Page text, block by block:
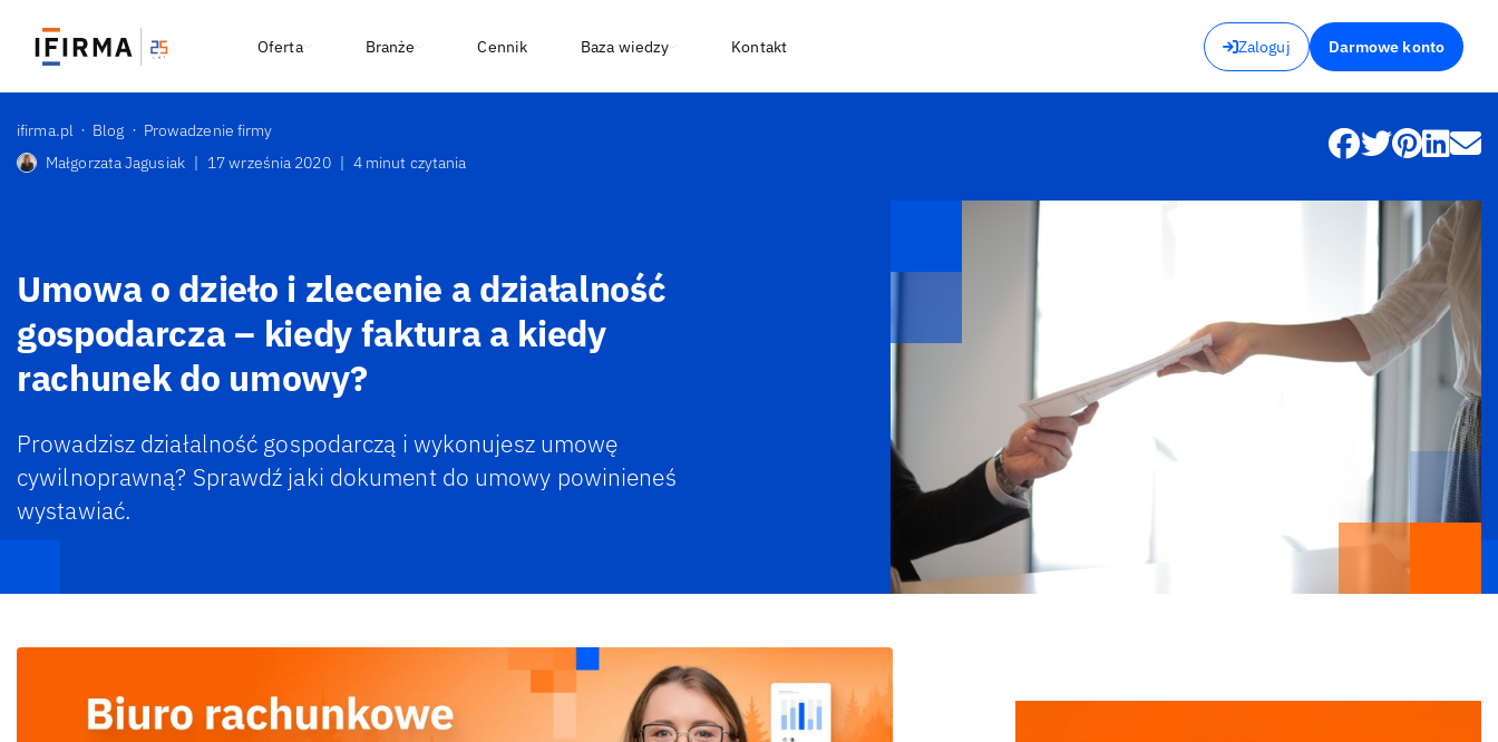
Zaloguj Darmowe konto
Oferta Branże Cennik Baza wiedzy Kontakt
ifirma.pl Blog
Prowadzenie firmy
Małgorzata Jagusiak | 17 września 2020 | 4 minut czytania
Umowa o dzieło i zlecenie a działalność
gospodarcza – kiedy faktura a kiedy
rachunek do umowy?
Prowadzisz działalność gospodarczą i wykonujesz umowę
cywilnoprawną? Sprawdź jaki dokument do umowy powinieneś
wystawiać.